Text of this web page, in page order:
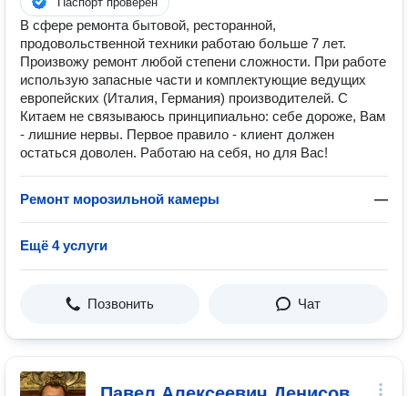
В сфере ремонта бытовой, ресторанной,
продовольственной техники работаю больше 7 лет.
Произвожу ремонт любой степени сложности. При работе
использую запасные части и комплектующие ведущих
европейских (Италия, Германия) производителей. С
Китаем не связываюсь принципиально: себе дороже, Вам
- лишние нервы. Первое правило - клиент должен
остаться доволен. Работаю на себя, но для Вас!
Ремонт морозильной камеры —
Ещё 4 услуги
Позвонить Чат